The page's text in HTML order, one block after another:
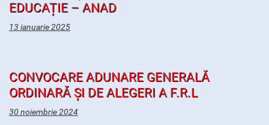
EDUCAȚIE – ANAD
13 ianuarie 2025
CONVOCARE ADUNARE GENERALĂ
ORDINARĂ ȘI DE ALEGERI A F.R.L
30 noiembrie 2024